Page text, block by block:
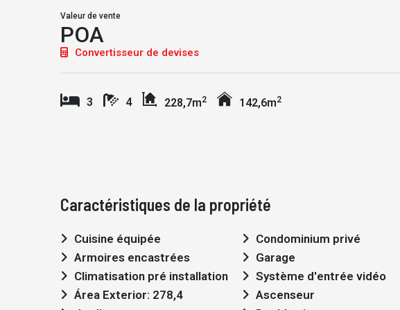
Valeur de vente
POA
Convertisseur de devises
3 4 228,7m2 142,6m2
Caractéristiques de la propriété
Cuisine équipée
Armoires encastrées
Climatisation pré installation
Área Exterior: 278,4
Condominium privé
Garage
Système d'entrée vidéo
Ascenseur